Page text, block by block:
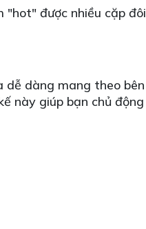
được nhiều cặp
dễ dàng mang theo
này giúp bạn chủ